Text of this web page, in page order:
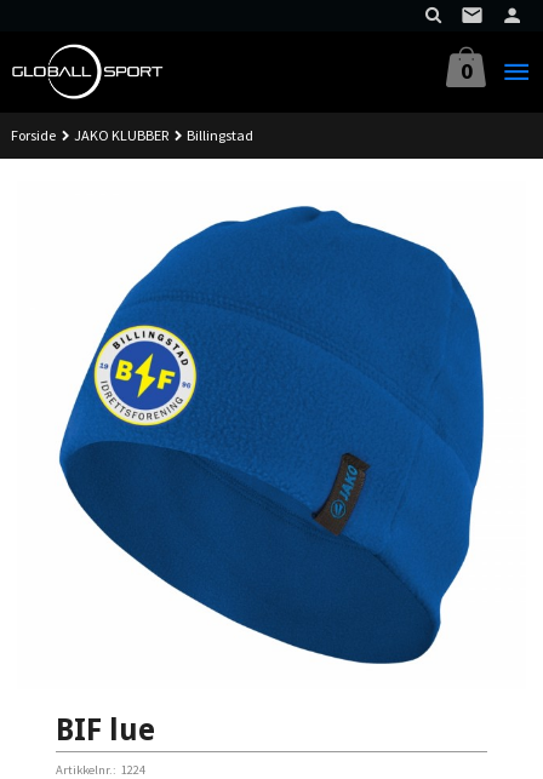
innholdet
0
Forside JAKO KLUBBER Billingstad
BIF lue
Artikkelnr.: 1224